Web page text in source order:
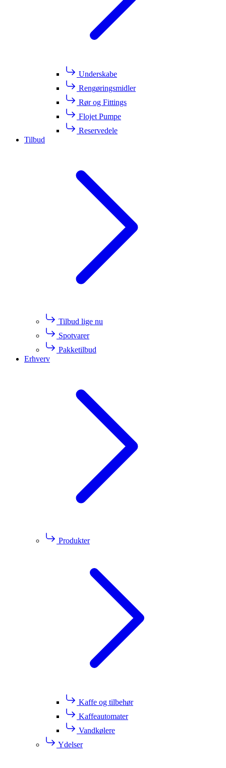
Underskabe
Rengøringsmidler
Rør og Fittings
Flojet Pumpe
Reservedele
Tilbud
Tilbud lige nu
Spotvarer
Pakketilbud
Erhverv
Produkter
Kaffe og tilbehør
Kaffeautomater
Vandkølere
Ydelser